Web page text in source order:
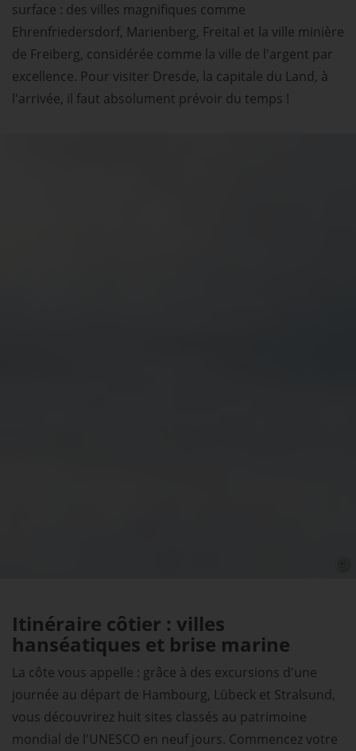
surface : des villes magnifiques comme
Ehrenfriedersdorf, Marienberg, Freital et la ville minière
de Freiberg, considérée comme la ville de l'argent par
excellence. Pour visiter Dresde, la capitale du Land, à
l'arrivée, il faut absolument prévoir du temps !
Itinéraire côtier : villes
hanséatiques et brise marine
La côte vous appelle : grâce à des excursions d'une
journée au départ de Hambourg, Lübeck et Stralsund,
vous découvrirez huit sites classés au patrimoine
mondial de l'UNESCO en neuf jours. Commencez votre